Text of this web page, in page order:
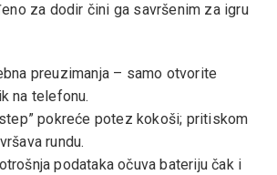
za dodir čini ga savršenim za igru
preuzimanja – samo otvorite
na telefonu.
pokreće potez kokoši; pritiskom
rundu.
podataka očuva bateriju čak i